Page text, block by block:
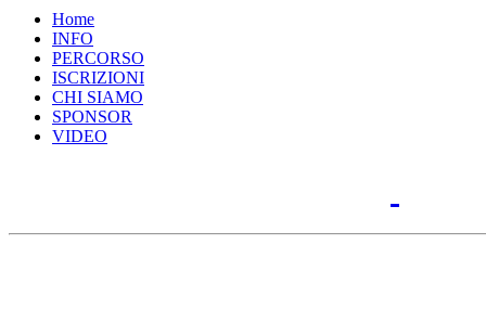
Home
INFO
PERCORSO
ISCRIZIONI
CHI SIAMO
SPONSOR
VIDEO